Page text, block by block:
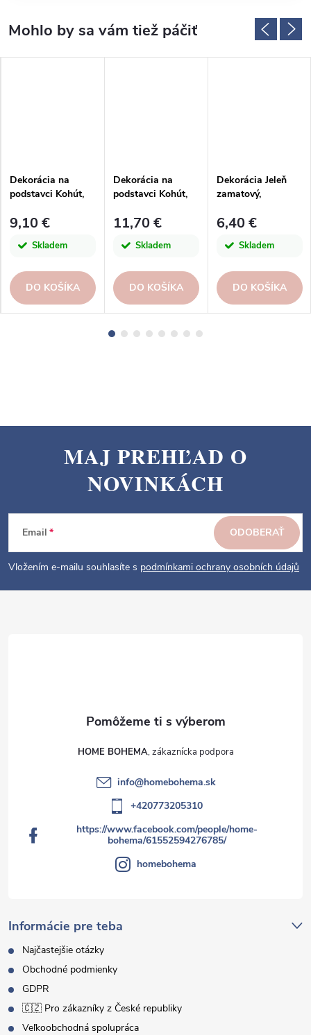
Dekorácia na
podstavci Kohút,
9,10 €
Skladem
DO KOŠÍKA
Dekorácia na
podstavci Kohút,
11,70 €
Skladem
DO KOŠÍKA
Dekorácia Jeleň
zamatový,
6,40 €
Skladem
DO KOŠÍKA
p
e
MAJ PREHĽAD O
NOVINKÁCH
Email
Vložením e-mailu souhlasíte s podmínkami ochrany osobních údajů
ODOBERAŤ
Informácie pre teba
Najčastejšie otázky
Obchodné podmienky
GDPR
🇨🇿 Pro zákazníky z České republiky
Veľkoobchodná spolupráca
HOME BOHEMA
info@homebohema.sk
+420773205310
https://www.facebook.com/people/home-
bohema/61552594276785/
homebohema